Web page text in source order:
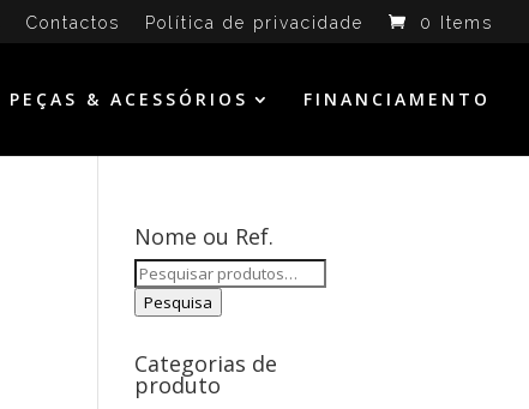
Contactos Política de privacidade 0 Items
PEÇAS & ACESSÓRIOS FINANCIAMENTO
Nome ou Ref.
Pesquisar
por:
Pesquisa
Categorias de
produto